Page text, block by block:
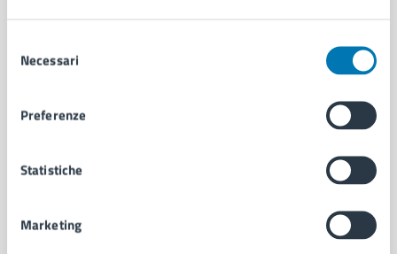
delNecessari
Preferenze
Statistiche
Marketing
Uffici
Enti e fondazioni
Personale amministrativo
CATEGORIE DI SERVIZIO